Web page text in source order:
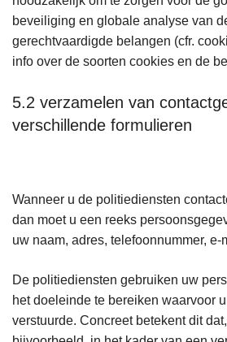
beveiliging en globale analyse van
gerechtvaardigde belangen (cfr.
info over de soorten cookies en de
5.2 verzamelen van
verschillende formulieren
Wanneer u de politiediensten
dan moet u een reeks
uw naam, adres, telefoonnummer, e-
De politiediensten gebruiken uw
het doeleinde te bereiken waarvoor
verstuurde. Concreet betekent dit